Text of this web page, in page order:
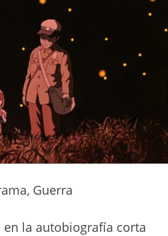
Guerra
en la autobiografía corta